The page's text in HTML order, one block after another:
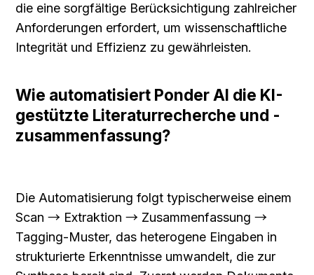
die eine sorgfältige Berücksichtigung zahlreicher
Anforderungen erfordert, um wissenschaftliche
Integrität und Effizienz zu gewährleisten.
Wie automatisiert Ponder AI die KI-
gestützte Literaturrecherche und -
zusammenfassung?
Die Automatisierung folgt typischerweise einem
Scan → Extraktion → Zusammenfassung →
Tagging-Muster, das heterogene Eingaben in
strukturierte Erkenntnisse umwandelt, die zur